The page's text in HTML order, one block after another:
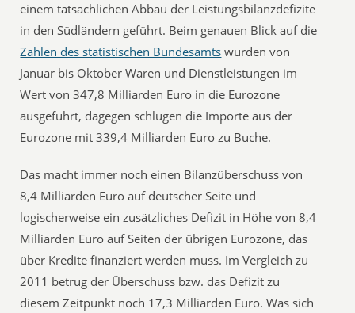
einem tatsächlichen Abbau der Leistungsbilanzdefizite
in den Südländern geführt. Beim genauen Blick auf die
Zahlen des statistischen Bundesamts wurden von
Januar bis Oktober Waren und Dienstleistungen im
Wert von 347,8 Milliarden Euro in die Eurozone
ausgeführt, dagegen schlugen die Importe aus der
Eurozone mit 339,4 Milliarden Euro zu Buche.
Das macht immer noch einen Bilanzüberschuss von
8,4 Milliarden Euro auf deutscher Seite und
logischerweise ein zusätzliches Defizit in Höhe von 8,4
Milliarden Euro auf Seiten der übrigen Eurozone, das
über Kredite finanziert werden muss. Im Vergleich zu
2011 betrug der Überschuss bzw. das Defizit zu
diesem Zeitpunkt noch 17,3 Milliarden Euro. Was sich